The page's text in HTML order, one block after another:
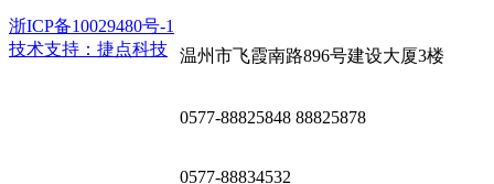
温州市飞霞南路896号建设大厦3楼
0577-88825848 88825878
0577-88834532
浙ICP备10029480号-1
技术支持：捷点科技